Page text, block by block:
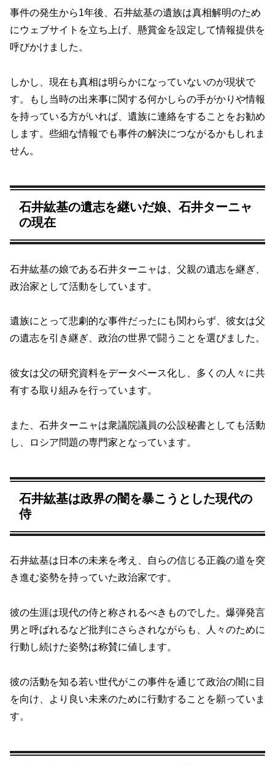
事件の発生から1年後、石井紘基の遺族は真相解明のため
にウェブサイトを立ち上げ、懸賞金を設定して情報提供を
呼びかけました。
しかし、現在も真相は明らかになっていないのが現状で
す。もし当時の出来事に関する何かしらの手がかりや情報
を持っている方がいれば、遺族に連絡をすることをお勧め
します。些細な情報でも事件の解決につながるかもしれま
せん。
石井紘基の遺志を継いだ娘、石井ターニャ
の現在
石井紘基の娘である石井ターニャは、父親の遺志を継ぎ、
政治家として活動をしています。
遺族にとって悲劇的な事件だったにも関わらず、彼女は父
の遺志を引き継ぎ、政治の世界で闘うことを選びました。
彼女は父の研究資料をデータベース化し、多くの人々に共
有する取り組みを行っています。
また、石井ターニャは衆議院議員の公設秘書としても活動
し、ロシア問題の専門家となっています。
石井紘基は政界の闇を暴こうとした現代の
侍
石井紘基は日本の未来を考え、自らの信じる正義の道を突
き進む姿勢を持っていた政治家です。
彼の生涯は現代の侍と称されるべきものでした。爆弾発言
男と呼ばれるなど批判にさらされながらも、人々のために
行動し続けた姿勢は称賛に値します。
彼の活動を知る若い世代がこの事件を通じて政治の闇に目
を向け、より良い未来のために行動することを願っていま
す。